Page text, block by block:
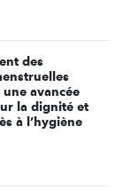
des
avancée
la dignité et
à l’hygiène